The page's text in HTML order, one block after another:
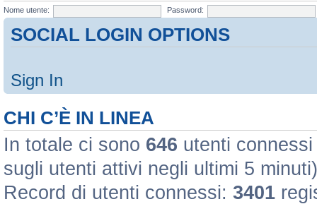
Nome utente:
Password:
SOCIAL LOGIN OPTIONS
Sign In
CHI C’È IN LINEA
In totale ci sono 646 utenti
sugli utenti attivi negli ultimi 5 minuti)
Record di utenti connessi: 3401